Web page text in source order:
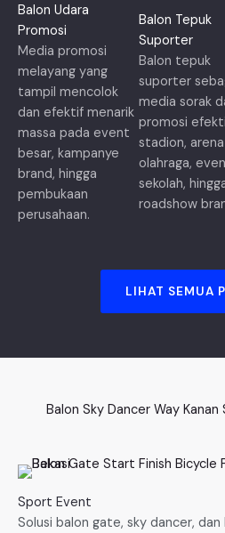
Balon Udara
Promosi
Media promosi
melayang yang
tampil mencolok
dan efektif menarik
massa pada event
besar, kampanye
brand, hingga
pembukaan
perusahaan.
Balon Tepuk
Suporter
Balon tepuk
suporter
media sorak
promosi
stadion, arena
olahraga,
sekolah,
roadshow
LIHAT SEMUA
Balon Sky Dancer Way
Sport Event
Solusi balon gate, sky dancer,